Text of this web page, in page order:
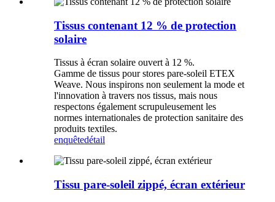
Tissus contenant 12 % de protection
solaire
Tissus à écran solaire ouvert à 12 %.
Gamme de tissus pour stores pare-soleil ETEX
Weave. Nous inspirons non seulement la mode et
l'innovation à travers nos tissus, mais nous
respectons également scrupuleusement les
normes internationales de protection sanitaire des
produits textiles.
enquêtedétail
Tissu pare-soleil zippé, écran extérieur